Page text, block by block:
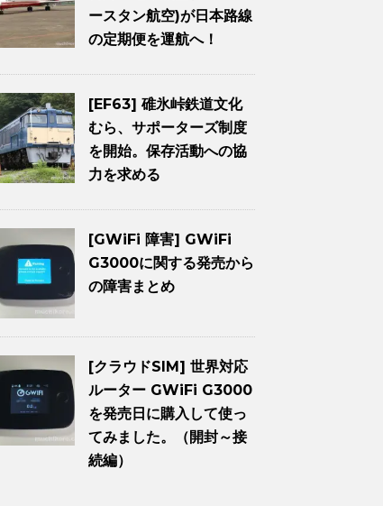
ースタン航空)が日本路線
の定期便を運航へ！
[EF63] 碓氷峠鉄道文化
むら、サポーターズ制度
を開始。保存活動への協
力を求める
[GWiFi 障害] GWiFi
G3000に関する発売から
の障害まとめ
[クラウドSIM] 世界対応
ルーター GWiFi G3000
を発売日に購入して使っ
てみました。（開封～接
続編）